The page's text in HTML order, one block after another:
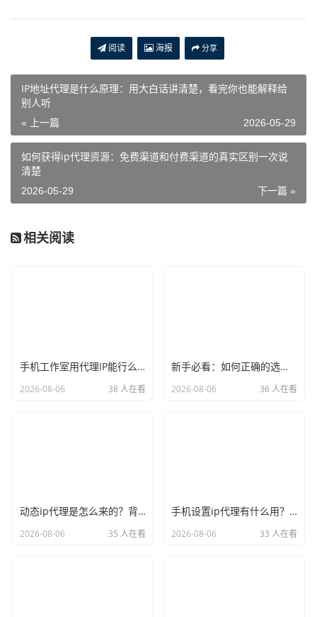
阅读 海报 分享
IP地址代理是什么原理：用大白话讲清楚，看完你也能解释给
别人听
« 上一篇 2026-05-29
如何获得ip代理资源：免费渠道和付费渠道的真实区别一次说
清楚
下一篇 »
2026-05-29
相关阅读
手机工作室用代理IP能行么？过来人的经验告诉你答案
2026-08-06 38 人在看
新手必看：如何正确的选择代理ip软件，别再交智商税了
2026-08-06 36 人在看
动态ip代理是怎么来的？背后的原理比你想象的精彩
2026-08-06 35 人在看
手机设置ip代理有什么用？不只是改定位那么简单
2026-08-06 33 人在看